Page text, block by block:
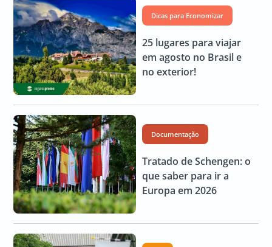
Dicas para Economizar
25 lugares para viajar
em agosto no Brasil e
no exterior!
Documentação
Tratado de Schengen: o
que saber para ir a
Europa em 2026